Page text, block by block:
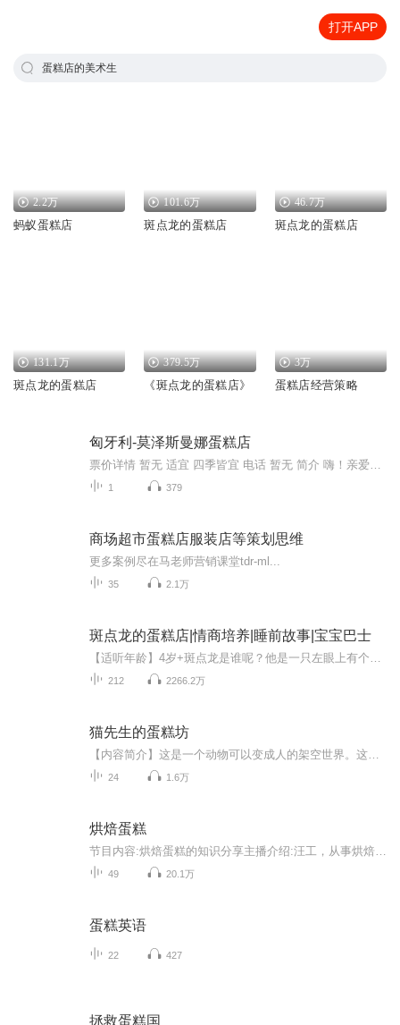
打开APP
蛋糕店的美术生
2.2万
蚂蚁蛋糕店
101.6万
斑点龙的蛋糕店
46.7万
斑点龙的蛋糕店
131.1万
斑点龙的蛋糕店
379.5万
《斑点龙的蛋糕店》
3万
蛋糕店经营策略
匈牙利-莫泽斯曼娜蛋糕店
1 379
商场超市蛋糕店服装店等策划思维
更多案例尽在马老师营销课堂tdr-ml...
35 2.1万
斑点龙的蛋糕店|情商培养|睡前故事|宝宝巴士
212 2266.2万
猫先生的蛋糕坊
24 1.6万
烘焙蛋糕
49 20.1万
蛋糕英语
22 427
拯救蛋糕国